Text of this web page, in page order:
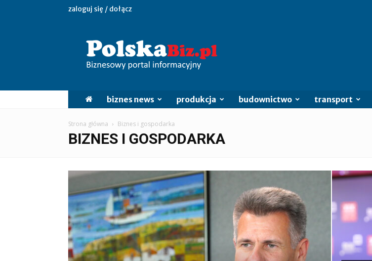
zaloguj się / dołącz
biznes news produkcja budownictwo transport
Strona główna Biznes i gospodarka
BIZNES I GOSPODARKA